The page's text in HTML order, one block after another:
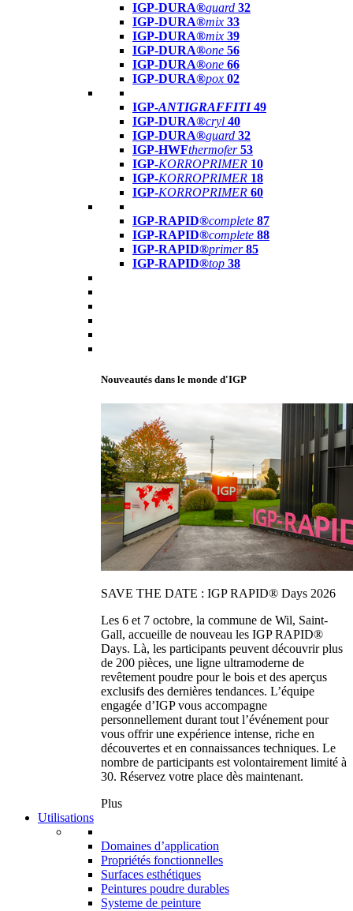
IGP-DURA®guard 32
IGP-DURA®mix 33
IGP-DURA®mix 39
IGP-DURA®one 56
IGP-DURA®one 66
IGP-DURA®pox 02
IGP-ANTIGRAFFITI49
IGP-DURA®cryl 40
IGP-DURA®guard 32
IGP-HWFthermofer 53
IGP-KORROPRIMER 10
IGP-KORROPRIMER 18
IGP-KORROPRIMER 60
IGP-RAPID®complete 87
IGP-RAPID®complete 88
IGP-RAPID®primer 85
IGP-RAPID®top 38
Nouveautés dans le monde d'IGP
SAVE THE DATE : IGP RAPID® Days 2026
Les 6 et 7 octobre, la commune de Wil, Saint-
Gall, accueille de nouveau les IGP RAPID®
Days. Là, les participants peuvent découvrir plus
de 200 pièces, une ligne ultramoderne de
revêtement poudre pour le bois et des aperçus
exclusifs des dernières tendances. L’équipe
engagée d’IGP vous accompagne
personnellement durant tout l’événement pour
vous offrir une expérience intense, riche en
découvertes et en connaissances techniques. Le
nombre de participants est volontairement limité à
30. Réservez votre place dès maintenant.
Plus
Utilisations
Domaines d’application
Propriétés fonctionnelles
Surfaces esthétiques
Peintures poudre durables
Systeme de peinture